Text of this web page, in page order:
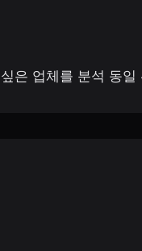
은 업체를 분석 동